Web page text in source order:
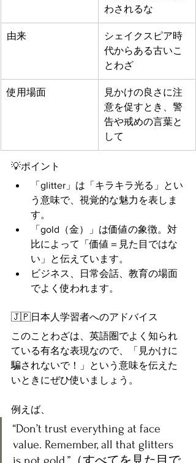
わされるな
由来
シェイクスピア時
代からある古いこ
とわざ
使用場面
見かけの良さに注
意を促すとき、警
告や戒めの言葉と
して
💡ポイント
「glitter」は「キラキラ光る」とい
う意味で、視覚的な魅力を表しま
す。
「gold（金）」は価値の象徴。対
比によって「価値＝見た目ではな
い」と伝えています。
ビジネス、日常会話、教育の場面
でよく使われます。
🇯🇵日本人学習者へのアドバイス
このことわざは、英語圏でよく知られ
ている有名な表現なので、「見かけに
騙されないで！」という意味を伝えた
いときにぜひ使いましょう。
例えば、
“Don’t trust everything at face
value. Remember, all that glitters